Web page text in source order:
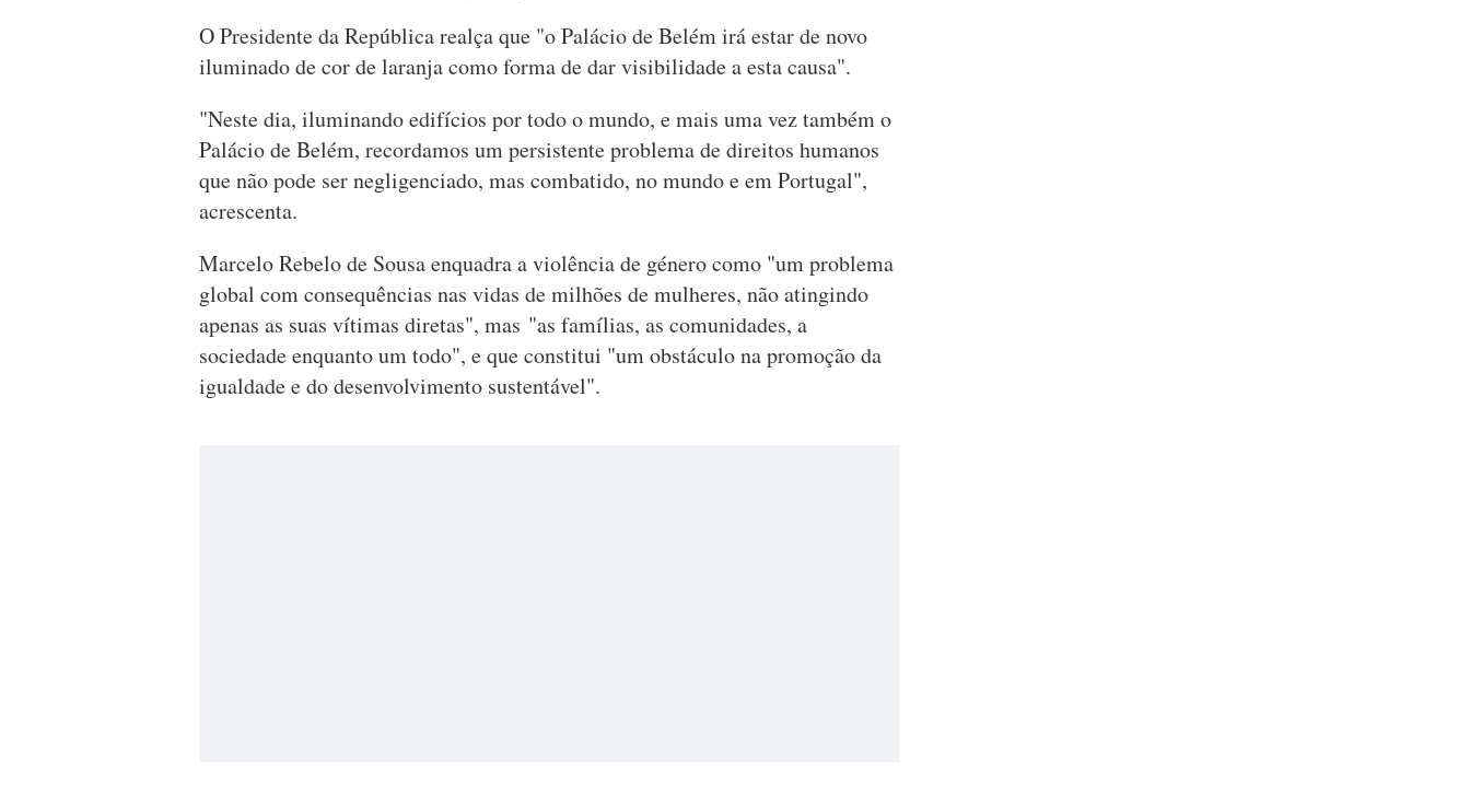
O Presidente da República realça que "o Palácio de Belém irá estar de novo
iluminado de cor de laranja como forma de dar visibilidade a esta causa".
"Neste dia, iluminando edifícios por todo o mundo, e mais uma vez também o
Palácio de Belém, recordamos um persistente problema de direitos humanos
que não pode ser negligenciado, mas combatido, no mundo e em Portugal",
acrescenta.
Marcelo Rebelo de Sousa enquadra a violência de género como "um problema
global com consequências nas vidas de milhões de mulheres, não atingindo
apenas as suas vítimas diretas", mas "as famílias, as comunidades, a
sociedade enquanto um todo", e que constitui "um obstáculo na promoção da
igualdade e do desenvolvimento sustentável".